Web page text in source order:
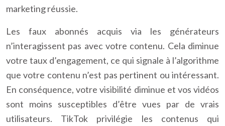
marketing réussie.
Les faux abonnés acquis via les générateurs
n’interagissent pas avec votre contenu. Cela diminue
votre taux d’engagement, ce qui signale à l’algorithme
que votre contenu n’est pas pertinent ou intéressant.
En conséquence, votre visibilité diminue et vos vidéos
sont moins susceptibles d’être vues par de vrais
utilisateurs. TikTok privilégie les contenus qui